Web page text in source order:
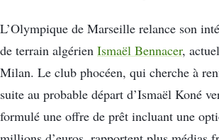
L’Olympique de Marseille relance son
de terrain algérien Ismaël Bennacer,
Milan. Le club phocéen, qui cherche à
suite au probable départ d’Ismaël Koné
formulé une offre de prêt incluant une